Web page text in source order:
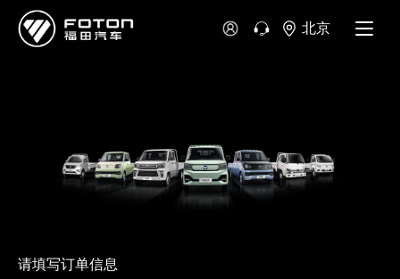
北京
澳大利亚
请填写订单信息